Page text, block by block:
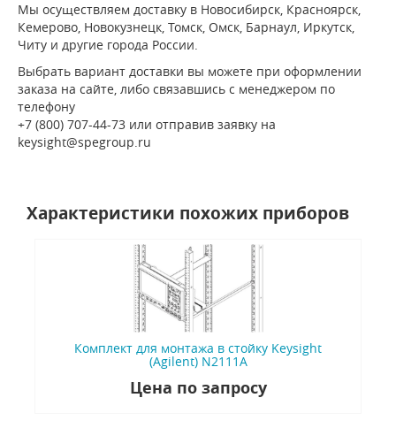
Мы осуществляем доставку в Новосибирск, Красноярск,
Кемерово, Новокузнецк, Томск, Омск, Барнаул, Иркутск,
Читу и другие города России.
Выбрать вариант доставки вы можете при оформлении
заказа на сайте, либо связавшись с менеджером по
телефону
+7 (800) 707-44-73 или отправив заявку на
keysight@spegroup.ru
Характеристики похожих приборов
Комплект для монтажа в стойку Keysight
(Agilent) N2111A
Цена по запросу